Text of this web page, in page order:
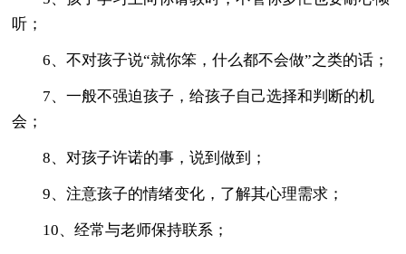
听；
6、不对孩子说“就你笨，什么都不会做”之类的话；
7、一般不强迫孩子，给孩子自己选择和判断的机
会；
8、对孩子许诺的事，说到做到；
9、注意孩子的情绪变化，了解其心理需求；
10、经常与老师保持联系；